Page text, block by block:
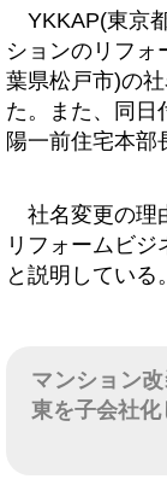
YKKAP(東京
ションのリフォ
葉県松戸市)の
た。また、同日
陽一前住宅本部
社名変更の理
リフォームビジ
と説明している。
マンション
東を子会社